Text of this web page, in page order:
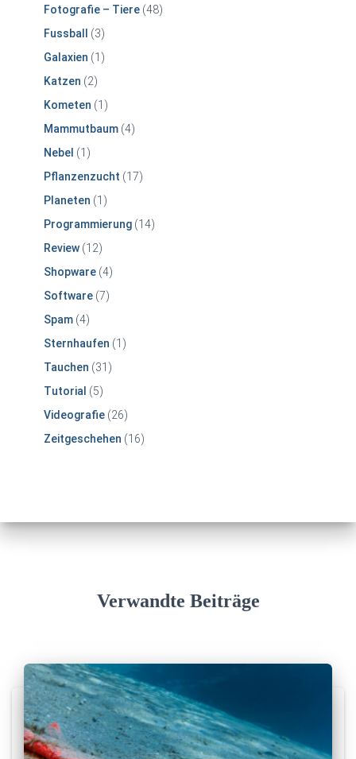
Fotografie – Tiere (48)
Fussball
(3)
Galaxien (1)
Katzen (2)
Kometen (1)
Mammutbaum (4)
Nebel (1)
Pflanzenzucht (17)
Planeten (1)
Programmierung (14)
Review (12)
Shopware (4)
Software (7)
Spam (4)
Sternhaufen (1)
Tauchen (31)
Tutorial (5)
Videografie (26)
Zeitgeschehen (16)
Verwandte Beiträge